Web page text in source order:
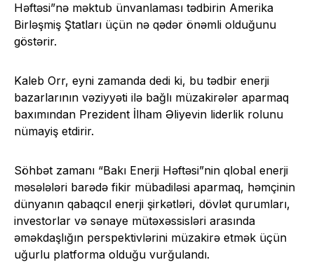
Həftəsi”nə məktub ünvanlaması tədbirin Amerika
Birləşmiş Ştatları üçün nə qədər önəmli olduğunu
göstərir.
Kaleb Orr, eyni zamanda dedi ki, bu tədbir enerji
bazarlarının vəziyyəti ilə bağlı müzakirələr aparmaq
baxımından Prezident İlham Əliyevin liderlik rolunu
nümayiş etdirir.
Söhbət zamanı “Bakı Enerji Həftəsi”nin qlobal enerji
məsələləri barədə fikir mübadiləsi aparmaq, həmçinin
dünyanın qabaqcıl enerji şirkətləri, dövlət qurumları,
investorlar və sənaye mütəxəssisləri arasında
əməkdaşlığın perspektivlərini müzakirə etmək üçün
uğurlu platforma olduğu vurğulandı.